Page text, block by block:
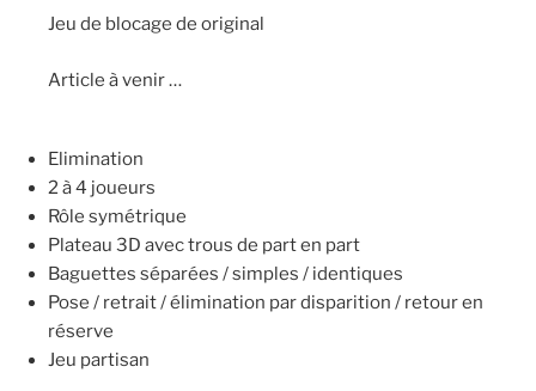
Jeu de blocage de original
Article à venir …
Elimination
2 à 4 joueurs
Rôle symétrique
Plateau 3D avec trous de part en part
Baguettes séparées / simples / identiques
Pose / retrait / élimination par disparition / retour en
réserve
Jeu partisan